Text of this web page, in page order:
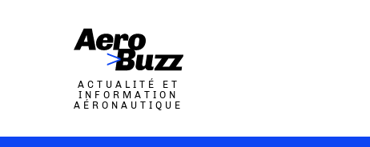
ACTUALITÉ ET
INFORMATION
AÉRONAUTIQUE